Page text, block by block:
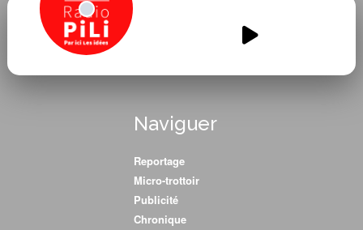
Larajassactu-2-emission-
Naviguer
Reportage
Micro-trottoir
Publicité
Chronique